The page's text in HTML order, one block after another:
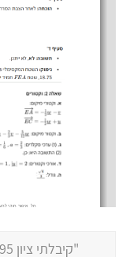
"קיבלתי ציון 95 בשאלון 805 בזכות אתר מלומד."